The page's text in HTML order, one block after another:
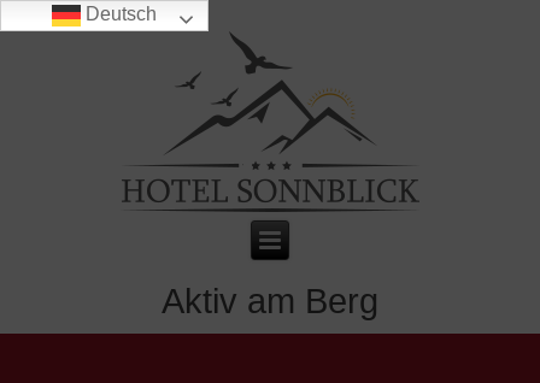
Deutsch
Aktiv am Berg